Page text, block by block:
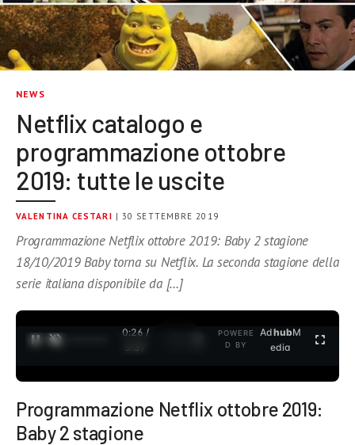
NEWS
Netflix catalogo e
programmazione ottobre
2019: tutte le uscite
VALENTINA CESTARI | 30 SETTEMBRE 2019
Programmazione Netflix ottobre 2019: Baby 2 stagione
18/10/2019 Baby torna su Netflix. La seconda stagione della
serie italiana disponibile da […]
0:26 /
3:37
POWERE
D BY
AdhubM
edia
Programmazione Netflix ottobre 2019:
Baby 2 stagione